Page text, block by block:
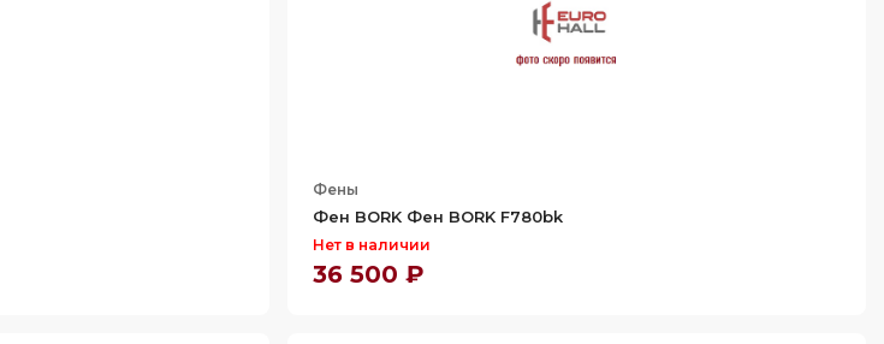
Фены
Фен BORK Фен BORK F780bk
Нет в наличии
36 500 ₽